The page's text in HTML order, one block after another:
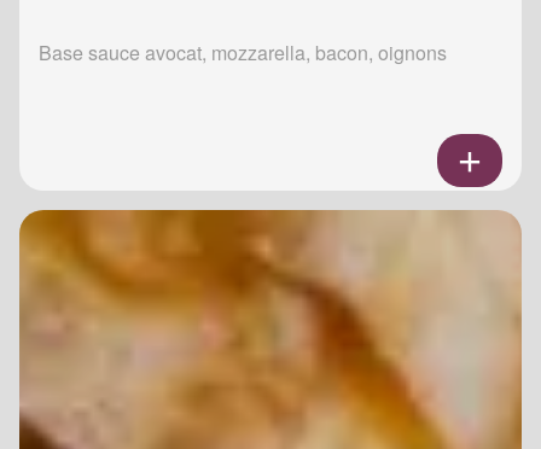
Base sauce avocat, mozzarella, bacon, oignons